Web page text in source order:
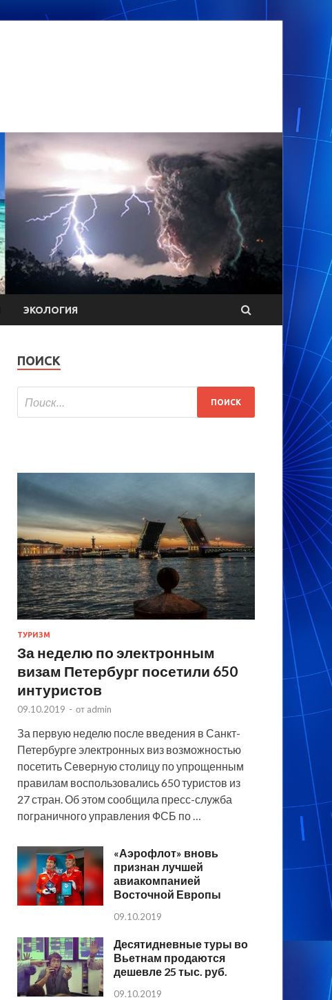
ЭКОЛОГИЯ
ПОИСК
ТУРИЗМ
За неделю по электронным
визам Петербург посетили 650
интуристов
09.10.2019 - от admin
За первую неделю после введения в Санкт-
Петербурге электронных виз возможностью
посетить Северную столицу по упрощенным
правилам воспользовались 650 туристов из
27 стран. Об этом сообщила пресс-служба
пограничного управления ФСБ по …
«Аэрофлот» вновь
признан лучшей
авиакомпанией
Восточной Европы
09.10.2019
Десятидневные туры во
Вьетнам продаются
дешевле 25 тыс. руб.
09.10.2019